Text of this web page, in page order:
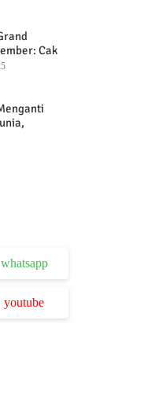
Cak
Bakar
whatsapp
youtube